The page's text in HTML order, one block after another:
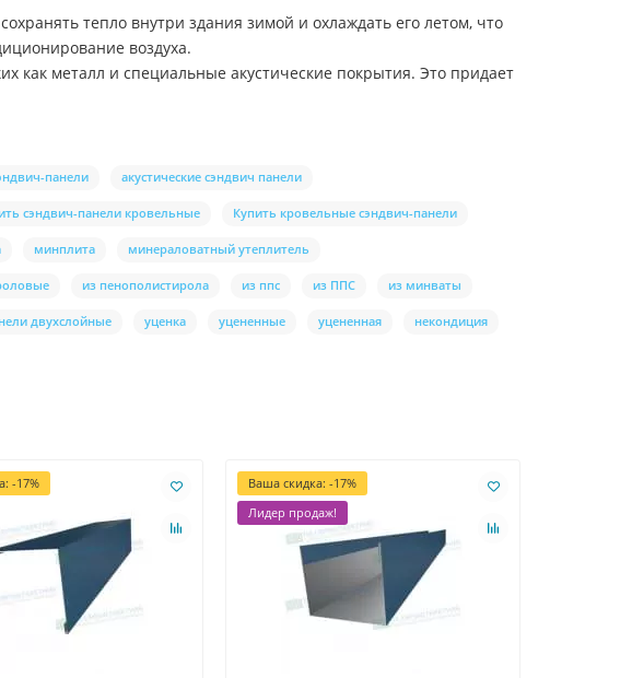
тепло внутри здания зимой и охлаждать его летом, что
воздуха.
как металл и специальные акустические покрытия. Это придает
панели акустические сэндвич панели
сэндвич-панели кровельные Купить кровельные сэндвич-панели
минплита минераловатный утеплитель
из пенополистирола из ппс из ППС из минваты
двухслойные уценка уцененные уцененная некондиция
-17%
Ваша скидка: -17%
Лидер продаж!